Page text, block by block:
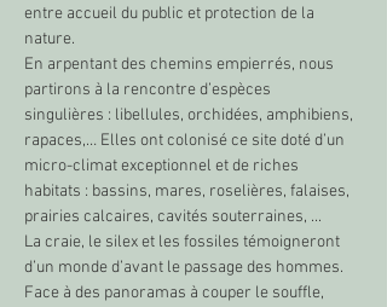
entre accueil du public et protection de la
nature.
En arpentant des chemins empierrés, nous
partirons à la rencontre d’espèces
singulières : libellules, orchidées, amphibiens,
rapaces,… Elles ont colonisé ce site doté d’un
micro-climat exceptionnel et de riches
habitats : bassins, mares, roselières, falaises,
prairies calcaires, cavités souterraines, ...
La craie, le silex et les fossiles témoigneront
d’un monde d’avant le passage des hommes.
Face à des panoramas à couper le souffle,